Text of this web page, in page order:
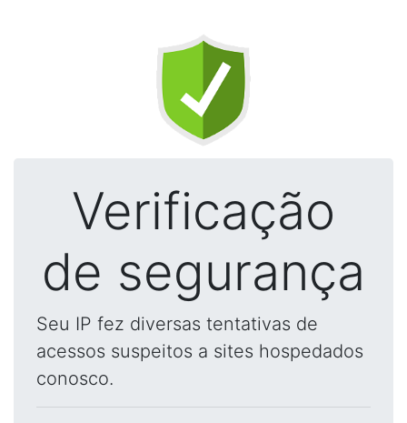
Verificação
de segurança
Seu IP fez diversas tentativas de
acessos suspeitos a sites hospedados
conosco.